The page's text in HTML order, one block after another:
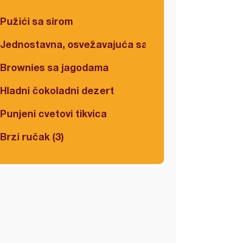
Pužići sa sirom
Jednostavna, osvežavajuća salata
Brownies sa jagodama
Hladni čokoladni dezert
Punjeni cvetovi tikvica
Brzi ručak (3)